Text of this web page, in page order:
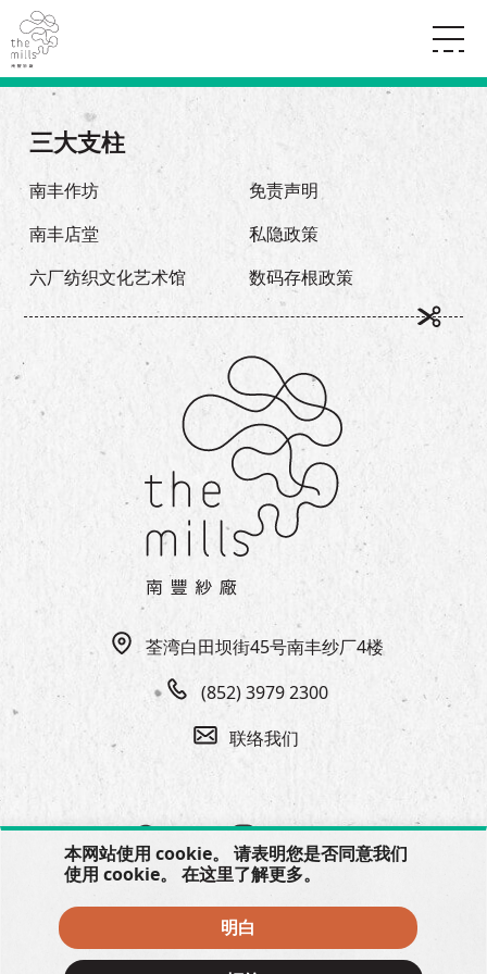
本网站使用 cookie。 请表明您是否同意我们
使用 cookie。 在这里了解更多。
明白
关于南丰纱厂
愿景
三大支柱
媒体中心
联络我们
南丰店堂
店堂指南
商店
活动场地
活动世界之約
展覽
走进南丰纱厂
体验
景点
活化与保育
走进南丰纱厂
其他體驗
开放时间及位置
穿梭巴士服务
荃湾白田坝街45号南丰纱厂4楼
(852) 3979 2300
联络我们
三大支柱
南丰作坊
南丰店堂
六厂纺织文化艺术馆
免责声明
私隐政策
数码存根政策
© 2026 The Mills, all rights reserved.